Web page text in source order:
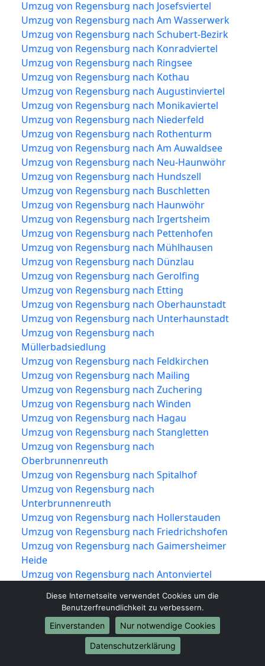
Umzug von Regensburg nach Josefsviertel
Umzug von Regensburg nach Am Wasserwerk
Umzug von Regensburg nach Schubert-Bezirk
Umzug von Regensburg nach Konradviertel
Umzug von Regensburg nach Ringsee
Umzug von Regensburg nach Kothau
Umzug von Regensburg nach Augustinviertel
Umzug von Regensburg nach Monikaviertel
Umzug von Regensburg nach Niederfeld
Umzug von Regensburg nach Rothenturm
Umzug von Regensburg nach Am Auwaldsee
Umzug von Regensburg nach Neu-Haunwöhr
Umzug von Regensburg nach Hundszell
Umzug von Regensburg nach Buschletten
Umzug von Regensburg nach Haunwöhr
Umzug von Regensburg nach Irgertsheim
Umzug von Regensburg nach Pettenhofen
Umzug von Regensburg nach Mühlhausen
Umzug von Regensburg nach Dünzlau
Umzug von Regensburg nach Gerolfing
Umzug von Regensburg nach Etting
Umzug von Regensburg nach Oberhaunstadt
Umzug von Regensburg nach Unterhaunstadt
Umzug von Regensburg nach
Müllerbadsiedlung
Umzug von Regensburg nach Feldkirchen
Umzug von Regensburg nach Mailing
Umzug von Regensburg nach Zuchering
Umzug von Regensburg nach Winden
Umzug von Regensburg nach Hagau
Umzug von Regensburg nach Stangletten
Umzug von Regensburg nach
Oberbrunnenreuth
Umzug von Regensburg nach Spitalhof
Umzug von Regensburg nach
Unterbrunnenreuth
Umzug von Regensburg nach Hollerstauden
Umzug von Regensburg nach Friedrichshofen
Umzug von Regensburg nach Gaimersheimer
Heide
Umzug von Regensburg nach Antonviertel
Umzug von Regensburg nach Unsernherrn
Diese Internetseite verwendet Cookies um die
Benutzerfreundlichkeit zu verbessern.
Einverstanden
Nur notwendige Cookies
Datenschutzerklärung